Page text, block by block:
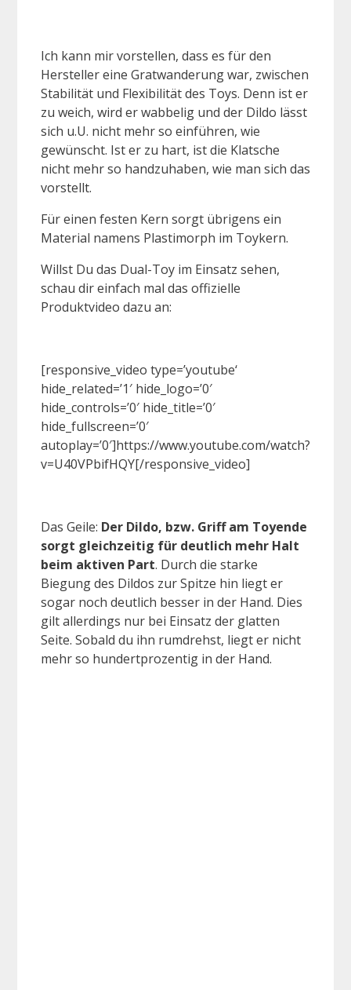
Ich kann mir vorstellen, dass es für den
Hersteller eine Gratwanderung war, zwischen
Stabilität und Flexibilität des Toys. Denn ist er
zu weich, wird er wabbelig und der Dildo lässt
sich u.U. nicht mehr so einführen, wie
gewünscht. Ist er zu hart, ist die Klatsche
nicht mehr so handzuhaben, wie man sich das
vorstellt.
Für einen festen Kern sorgt übrigens ein
Material namens Plastimorph im Toykern.
Willst Du das Dual-Toy im Einsatz sehen,
schau dir einfach mal das offizielle
Produktvideo dazu an:
[responsive_video type=’youtube‘
hide_related=’1′ hide_logo=’0′
hide_controls=’0′ hide_title=’0′
hide_fullscreen=’0′
autoplay=’0′]https://www.youtube.com/watch?
v=U40VPbifHQY[/responsive_video]
Das Geile: Der Dildo, bzw. Griff am Toyende
sorgt gleichzeitig für deutlich mehr Halt
beim aktiven Part. Durch die starke
Biegung des Dildos zur Spitze hin liegt er
sogar noch deutlich besser in der Hand. Dies
gilt allerdings nur bei Einsatz der glatten
Seite. Sobald du ihn rumdrehst, liegt er nicht
mehr so hundertprozentig in der Hand.